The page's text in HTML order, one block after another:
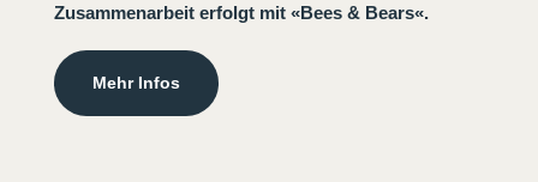
Zusammenarbeit erfolgt mit «Bees & Bears«.
Mehr Infos